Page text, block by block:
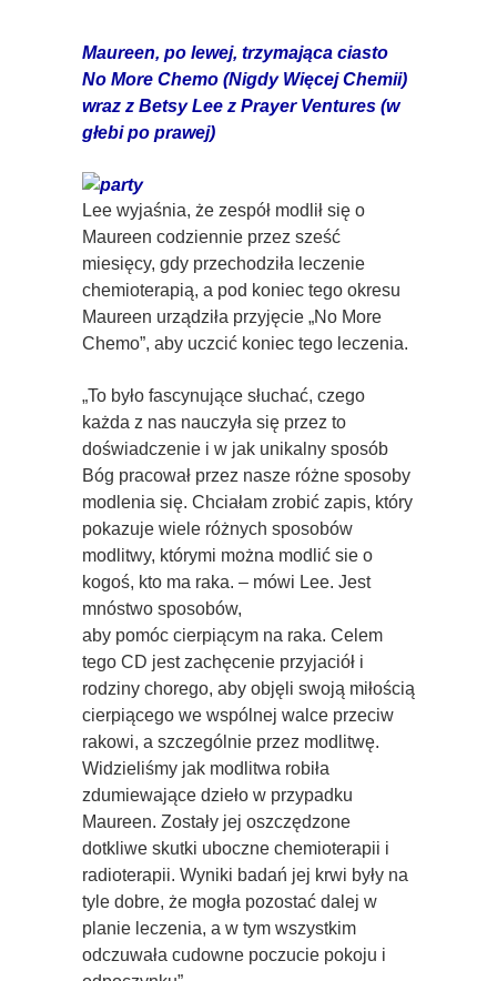
Maureen, po lewej, trzymająca ciasto
No More Chemo (Nigdy Więcej Chemii)
wraz z Betsy Lee z Prayer Ventures (w
głebi po prawej)
Lee wyjaśnia, że zespół modlił się o
Maureen codziennie przez sześć
miesięcy, gdy przechodziła leczenie
chemioterapią, a pod koniec tego okresu
Maureen urządziła przyjęcie „No More
Chemo”, aby uczcić koniec tego leczenia.
„To było fascynujące słuchać, czego
każda z nas nauczyła się przez to
doświadczenie i w jak unikalny sposób
Bóg pracował przez nasze różne sposoby
modlenia się. Chciałam zrobić zapis, który
pokazuje wiele różnych sposobów
modlitwy, którymi można modlić sie o
kogoś, kto ma raka. – mówi Lee. Jest
mnóstwo sposobów,
aby pomóc cierpiącym na raka. Celem
tego CD jest zachęcenie przyjaciół i
rodziny chorego, aby objęli swoją miłością
cierpiącego we wspólnej walce przeciw
rakowi, a szczególnie przez modlitwę.
Widzieliśmy jak modlitwa robiła
zdumiewające dzieło w przypadku
Maureen. Zostały jej oszczędzone
dotkliwe skutki uboczne chemioterapii i
radioterapii. Wyniki badań jej krwi były na
tyle dobre, że mogła pozostać dalej w
planie leczenia, a w tym wszystkim
odczuwała cudowne poczucie pokoju i